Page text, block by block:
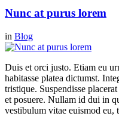
Nunc at purus lorem
in Blog
Duis et orci justo. Etiam eu
habitasse platea dictumst.
tristique. Suspendisse
et posuere. Nullam id dui in
vestibulum vitae euismod eu,